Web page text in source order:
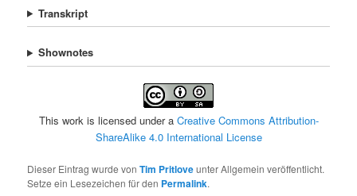
Transkript
Shownotes
This work is licensed under a Creative Commons Attribution-
ShareAlike 4.0 International License
Dieser Eintrag wurde vonTim Pritloveunter Allgemein veröffentlicht.
Setze ein Lesezeichen für den Permalink.